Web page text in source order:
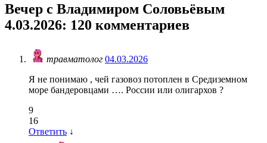
Вечер с Владимиром Соловьёвым
4.03.2026: 120 комментариев
травматолог 04.03.2026
Я не понимаю , чей газовоз потоплен в Средиземном
море бандеровцами …. России или олигархов ?
9
16
Ответить ↓